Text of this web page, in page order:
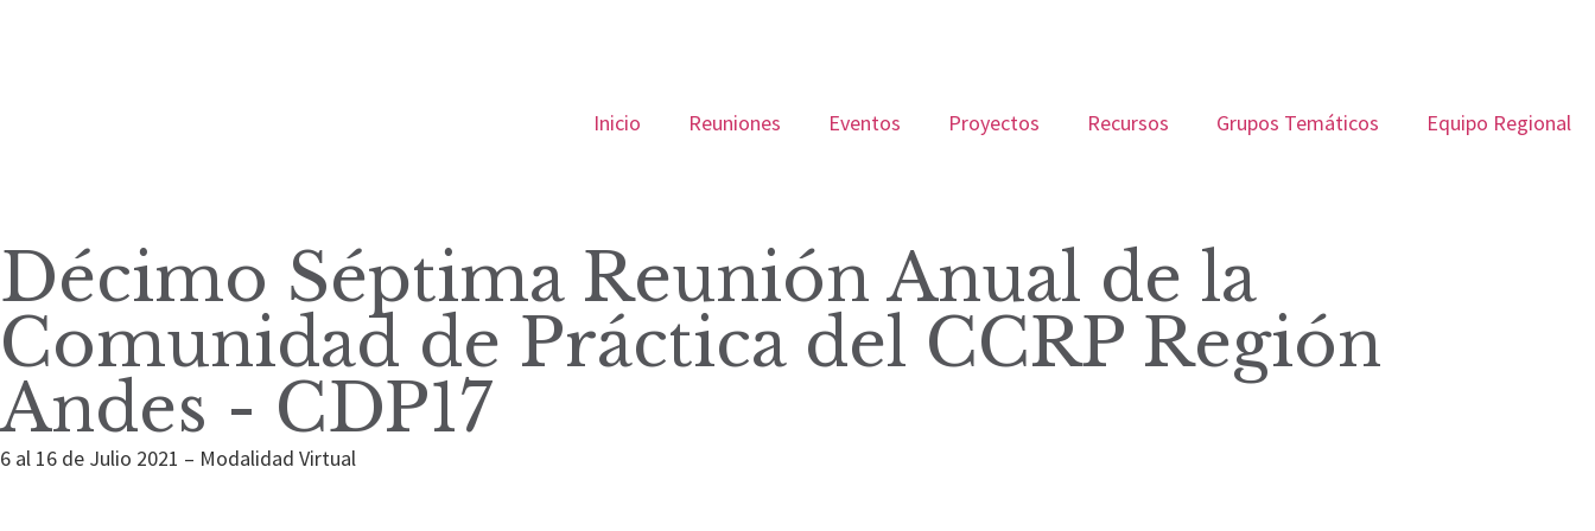
Inicio Reuniones Eventos Proyectos Recursos Grupos Temáticos Equipo Regional
Décimo Séptima Reunión Anual de la
Comunidad de Práctica del CCRP Región
Andes - CDP17
6 al 16 de Julio 2021 – Modalidad Virtual